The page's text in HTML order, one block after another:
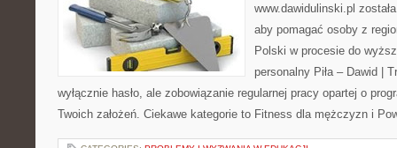
www.dawidulinski.pl
aby pomagać osoby z
Polski w procesie do
personalny Piła – Dawid |
wyłącznie hasło, ale zobowiązanie regularnej pracy opartej o
Twoich założeń. Ciekawe kategorie to Fitness dla mężczyzn i